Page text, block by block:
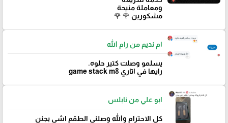
ومعاملة منيحة
مشكورين 🌹 🌹
ام نديم من رام الله
يسلمو وصلت كتير حلوه.
رايها في اتاري game stack m8
ابو علي من نابلس
كل الاحترام والله وصلني الطقم اشي بجنن